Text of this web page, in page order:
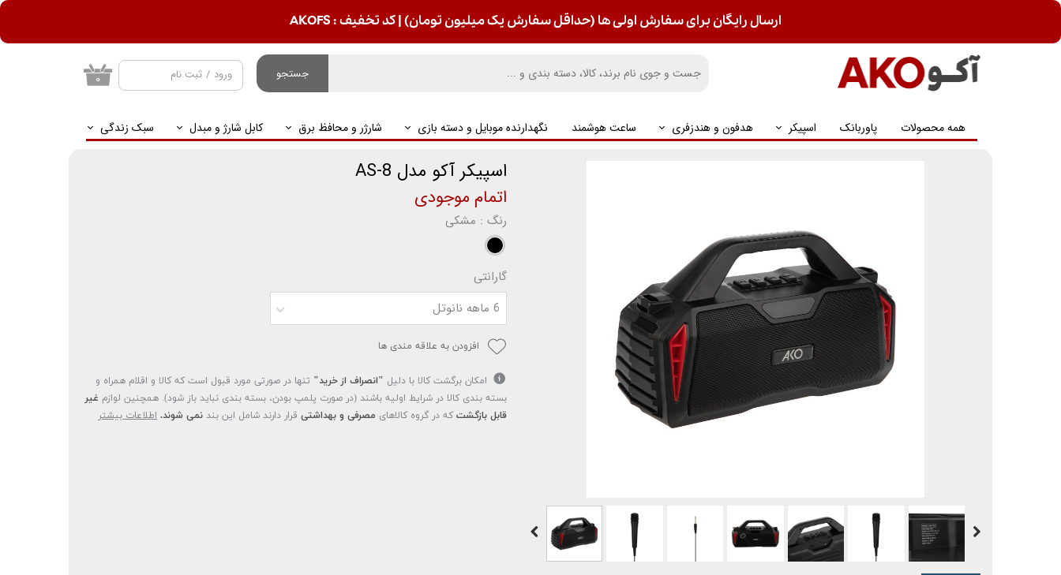
جستجو
همه محصولات پاوربانک اسپیکر هدفون و هندزفری ساعت هوشمند نگهدارنده موبایل و دسته بازی شارژر و محافظ برق کابل شارژ و مبدل سبک زندگی
ورود / ثبت نام
تغییر گذر واژه
۰
ارسال رایگان برای سفارش اولی ها (حداقل سفارش یک میلیون تومان) | کد تخفیف : AKOFS
اسپیکر آکو مدل AS-8
اتمام موجودی
رنگ : مشکی
گارانتی
6 ماهه نانوتل
افزودن به علاقه مندی ها
امکان برگشت کالا با دلیل "انصراف از خرید" تنها در صورتی مورد قبول است که کالا و اقلام همراه و
بسته بندی کالا در شرایط اولیه باشند (در صورت پلمپ بودن، بسته بندی نباید باز شود). همچنین لوازم غیر
قابل بازگشت که در گروه کالاهای مصرفی و بهداشتی قرار دارند شامل این بند نمی شوند. اطلاعات بیشتر